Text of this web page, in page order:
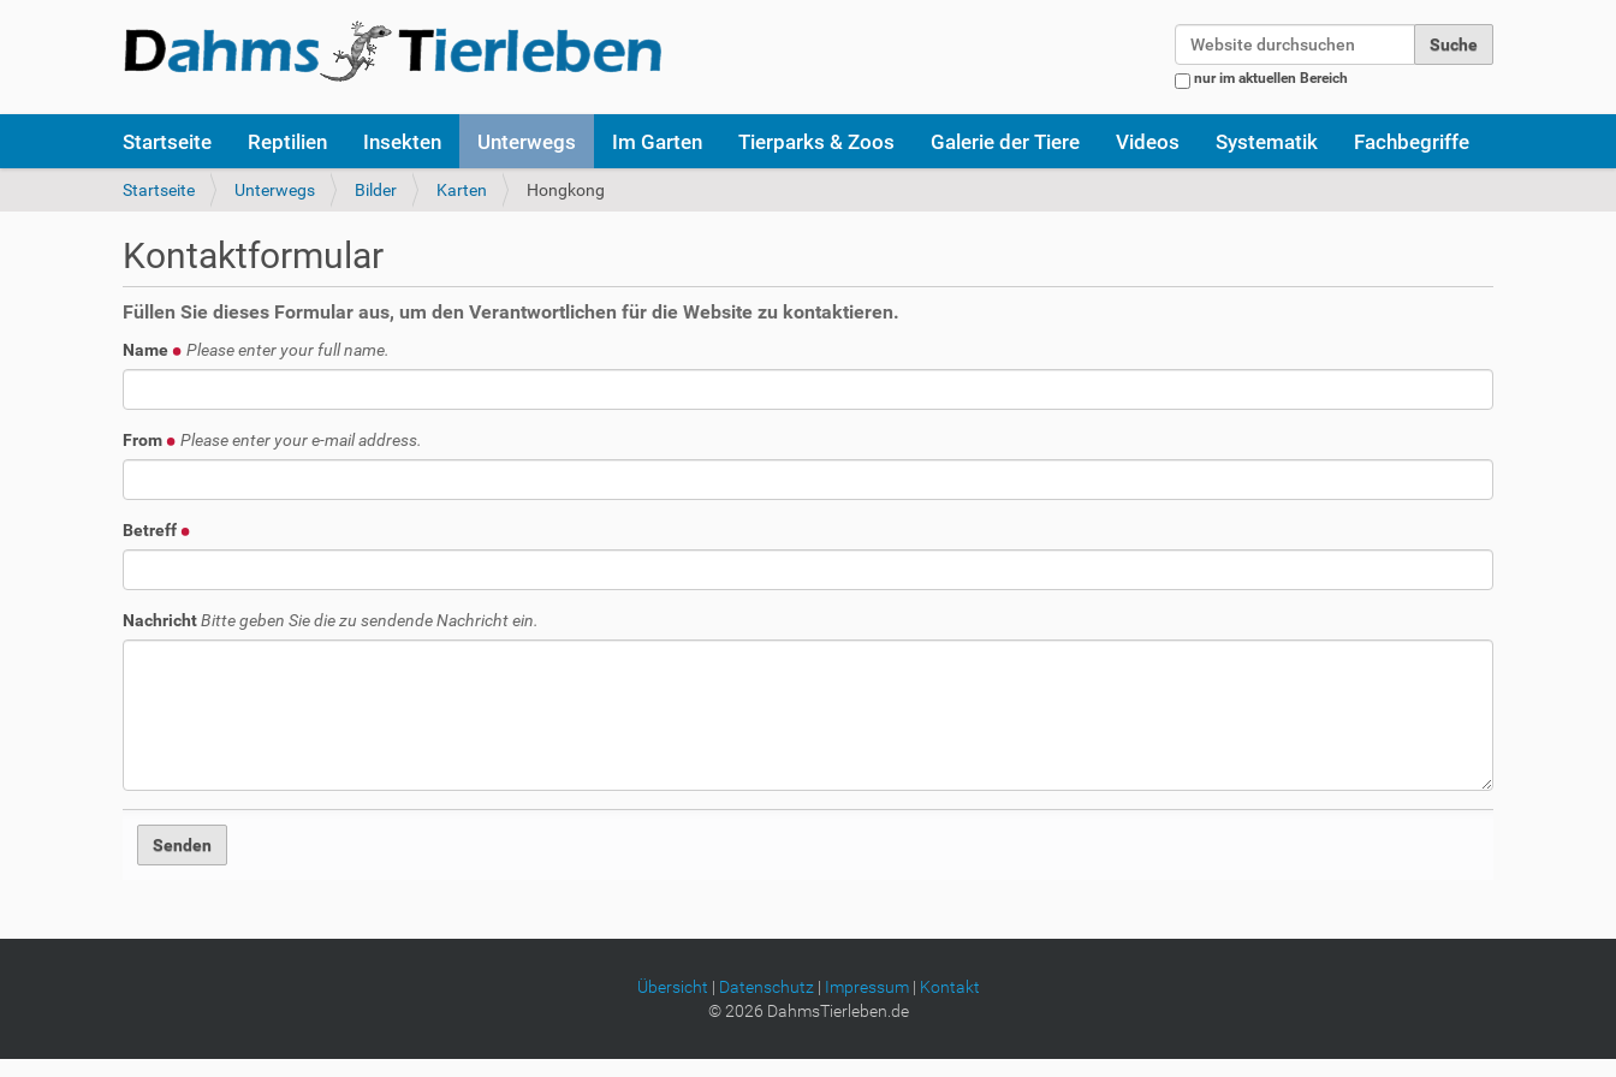
nur im aktuellen Bereich
k
Startseite Reptilien Insekten Unterwegs Im Garten Tierparks & Zoos Galerie der Tiere Videos Systematik Fachbegriffe
S
s
i
n
h
e
Startseite Unterwegs Bilder Karten Hongkong
Kontaktformular
Füllen Sie dieses Formular aus, um den Verantwortlichen für die Website zu kontaktieren.
Name Please enter your full name.
From Please enter your e-mail address.
Betreff
NachrichtBitte geben Sie die zu sendende Nachricht ein.
Übersicht | Datenschutz | Impressum| Kontakt
©2026 DahmsTierleben.de